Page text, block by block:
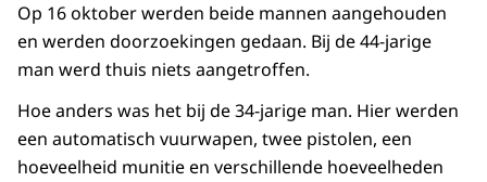
Op 16 oktober werden beide mannen aangehouden
en werden doorzoekingen gedaan. Bij de 44-jarige
man werd thuis niets aangetroffen.
Hoe anders was het bij de 34-jarige man. Hier werden
een automatisch vuurwapen, twee pistolen, een
hoeveelheid munitie en verschillende hoeveelheden